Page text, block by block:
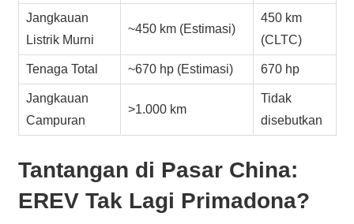
Jangkauan
Listrik Murni
~450 km (Estimasi)
450 km
(CLTC)
Tenaga Total ~670 hp (Estimasi) 670 hp
Jangkauan
Campuran
>1.000 km
Tidak
disebutkan
Tantangan di Pasar China:
EREVTak Lagi Primadona?